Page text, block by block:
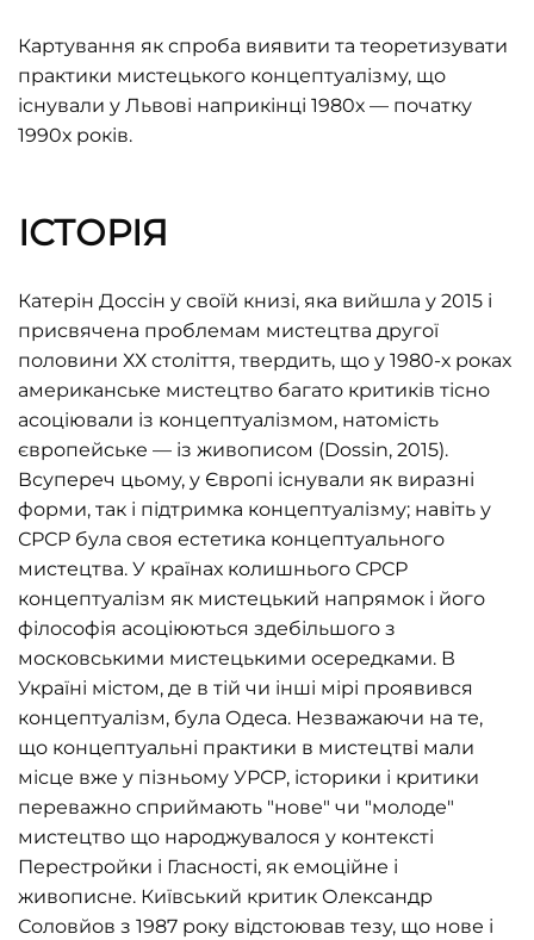
Картування як спроба виявити та теоретизувати
практики мистецького концептуалізму, що
існували у Львові наприкінці 1980х — початку
1990х років.
ІСТОРІЯ
Катерін Доссін у своїй книзі, яка вийшла у 2015 і
присвячена проблемам мистецтва другої
половини ХХ століття, твердить, що у 1980-х роках
американське мистецтво багато критиків тісно
асоціювали із концептуалізмом, натомість
європейське — із живописом (Dossin, 2015).
Всупереч цьому, у Європі існували як виразні
форми, так і підтримка концептуалізму; навіть у
СРСР була своя естетика концептуального
мистецтва. У країнах колишнього СРСР
концептуалізм як мистецький напрямок і його
філософія асоціюються здебільшого з
московськими мистецькими осередками. В
Україні містом, де в тій чи інші мірі проявився
концептуалізм, була Одеса. Незважаючи на те,
що концептуальні практики в мистецтві мали
місце вже у пізньому УРСР, історики і критики
переважно сприймають "нове" чи "молоде"
мистецтво що народжувалося у контексті
Перестройки і Гласності, як емоційне і
живописне. Київський критик Олександр
Соловйов з 1987 року відстоював тезу, що нове і